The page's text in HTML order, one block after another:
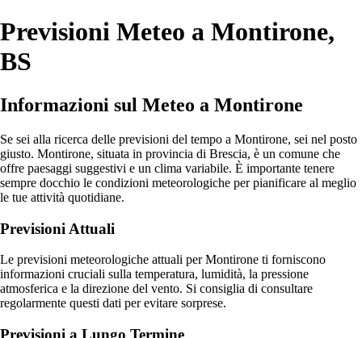
Previsioni Meteo a Montirone,
BS
Informazioni sul Meteo a Montirone
Se sei alla ricerca delle previsioni del tempo a Montirone, sei nel posto
giusto. Montirone, situata in provincia di Brescia, è un comune che
offre paesaggi suggestivi e un clima variabile. È importante tenere
sempre docchio le condizioni meteorologiche per pianificare al meglio
le tue attività quotidiane.
Previsioni Attuali
Le previsioni meteorologiche attuali per Montirone ti forniscono
informazioni cruciali sulla temperatura, lumidità, la pressione
atmosferica e la direzione del vento. Si consiglia di consultare
regolarmente questi dati per evitare sorprese.
Previsioni a Lungo Termine